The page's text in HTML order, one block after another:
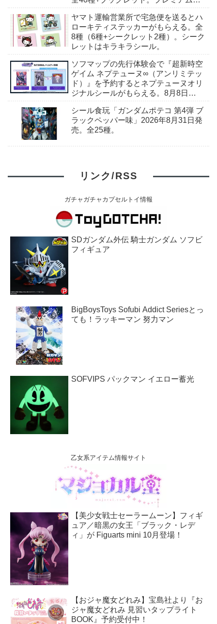
ヤマト運輸営業所で宅急便を送るとハ
ローキティステッカーがもらえる。全
8種（6種+シークレット2種）。シーク
レットはキラキラシール。
ソフマップの先行体験会で『超新時空
ゲイム ネプテューヌ∞（アンリミテッ
ド）』を予約するとネプテューヌオリ
ジナルシールがもらえる。8月8日
シール食玩「ガンダムポテコ 第4弾 ブ
ラックペッパー味」2026年8月31日発
売。全25種。
リンク/RSS
ガチャガチャカプセルトイ情報
SDガンダム外伝 騎士ガンダム ソフビ
フィギュア
BigBoysToys Sofubi Addict Seriesとっ
ても！ラッキーマン 努力マン
SOFVIPS パックマン イエロー蓄光
乙女系アイテム情報サイト
【美少女戦士セーラームーン】フィギ
ュア／暗黒の女王「ブラック・レデ
ィ」が Figuarts mini 10月登場！
【おジャ魔女どれみ】宝島社より『お
ジャ魔女どれみ 見習いタップライト
BOOK』予約受付中！